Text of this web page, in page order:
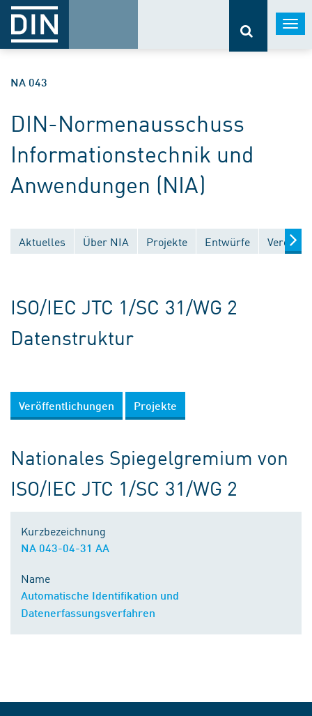
NA 043
DIN-Normenausschuss
Informationstechnik und
Anwendungen (NIA)
Aktuelles Über NIA Projekte Entwürfe
ISO/IEC JTC 1/SC 31/WG 2
Datenstruktur
Veröffentlichungen Projekte
Nationales Spiegelgremium von
ISO/IEC JTC 1/SC 31/WG 2
Kurzbezeichnung
NA 043-04-31 AA
Name
Automatische Identifikation und
Datenerfassungsverfahren